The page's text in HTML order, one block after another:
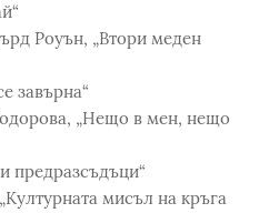
Роуън, „Втори меден
завърна“
„Нещо в мен, нещо
предразсъдъци“
мисъл на кръга